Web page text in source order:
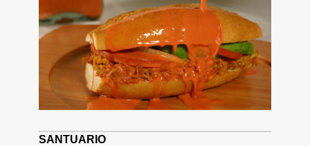
SANTUARIO